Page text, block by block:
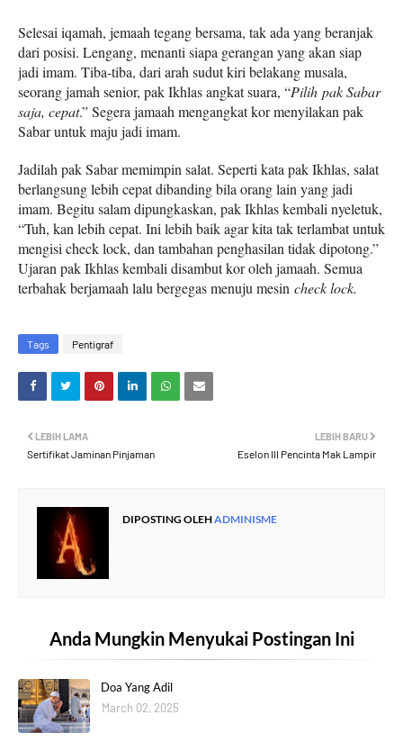
Selesai iqamah, jemaah tegang bersama, tak ada yang beranjak
dari posisi. Lengang, menanti siapa gerangan yang akan siap
jadi imam. Tiba-tiba, dari arah sudut kiri belakang musala,
seorang jamah senior, pak Ikhlas angkat suara, “Pilih pak Sabar
saja, cepat.” Segera jamaah mengangkat kor menyilakan pak
Sabar untuk maju jadi imam.
Jadilah pak Sabar memimpin salat. Seperti kata pak Ikhlas, salat
berlangsung lebih cepat dibanding bila orang lain yang jadi
imam. Begitu salam dipungkaskan, pak Ikhlas kembali nyeletuk,
“Tuh, kan lebih cepat. Ini lebih baik agar kita tak terlambat untuk
mengisi check lock, dan tambahan penghasilan tidak dipotong.”
Ujaran pak Ikhlas kembali disambut kor oleh jamaah. Semua
terbahak berjamaah lalu bergegas menuju mesin check lock.
Tags Pentigraf
LEBIH BARU
Eselon III Pencinta Mak Lampir
LEBIH LAMA
Sertifikat Jaminan Pinjaman
DIPOSTING OLEHADMINISME
Anda Mungkin Menyukai Postingan Ini
Doa Yang Adil
March 02, 2025